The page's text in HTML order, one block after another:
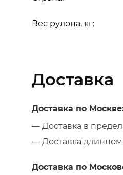
Вес рулона, кг:
Доставка
Доставка по
— Доставка в
— Доставка
Доставка по